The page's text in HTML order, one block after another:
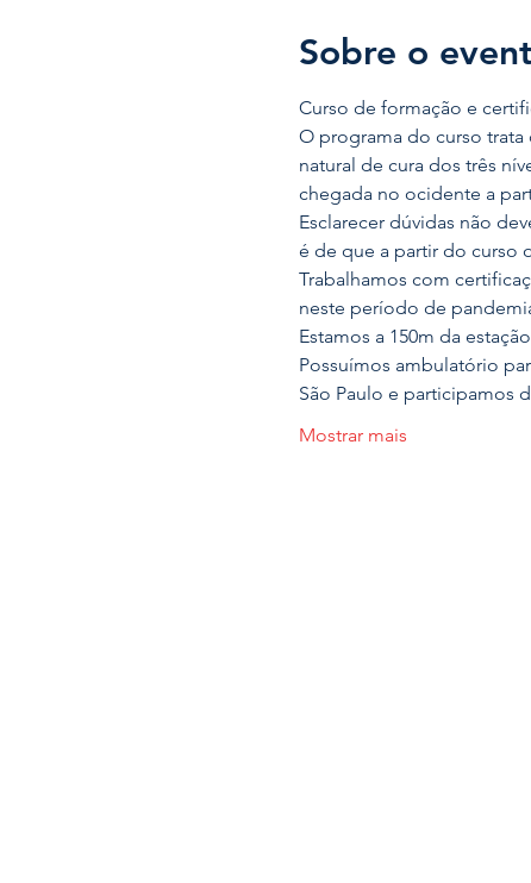
Sobre o
Curso de formação e
O programa do curso
natural de cura dos três
chegada no ocidente a
Esclarecer dúvidas não
é de que a partir do curso
Trabalhamos com
neste período de
Estamos a 150m da
Possuímos ambulatório
São Paulo e participamos
Mostrar mais